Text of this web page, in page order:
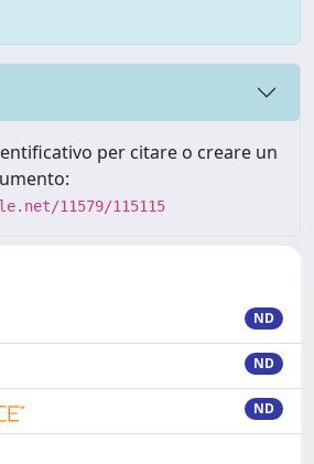
per citare o creare un
11579/115115
ND
ND
ND